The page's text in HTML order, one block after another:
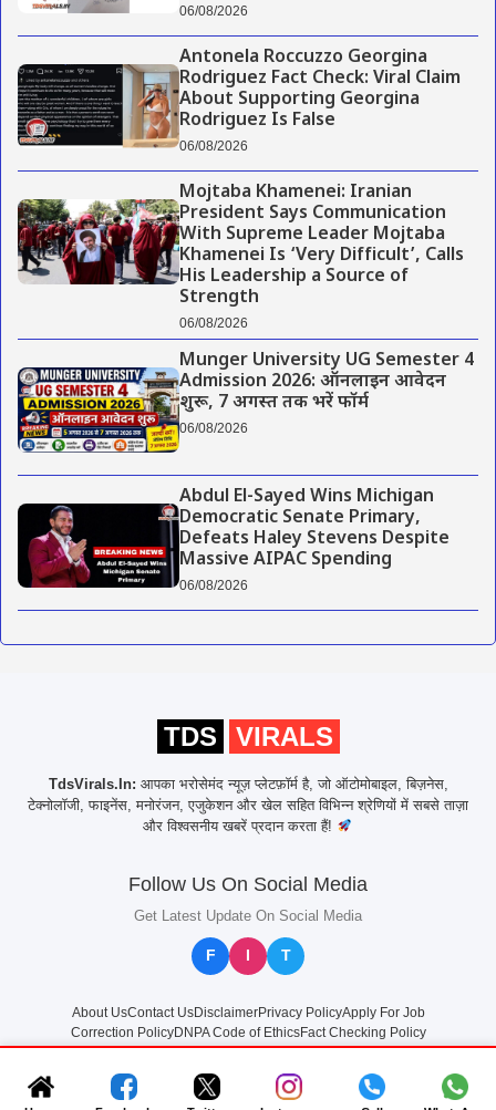
06/08/2026
Antonela Roccuzzo Georgina
Rodriguez Fact Check: Viral Claim
About Supporting Georgina
Rodriguez Is False
06/08/2026
Mojtaba Khamenei: Iranian
President Says Communication
With Supreme Leader Mojtaba
Khamenei Is ‘Very Difficult’, Calls
His Leadership a Source of
Strength
06/08/2026
Munger University UG Semester 4
Admission 2026: ऑनलाइन आवेदन
शुरू, 7 अगस्त तक भरें फॉर्म
06/08/2026
Abdul El-Sayed Wins Michigan
Democratic Senate Primary,
Defeats Haley Stevens Despite
Massive AIPAC Spending
06/08/2026
TDS VIRALS
TdsVirals.In: आपका भरोसेमंद न्यूज़ प्लेटफ़ॉर्म है, जो ऑटोमोबाइल, बिज़नेस,
टेक्नोलॉजी, फाइनेंस, मनोरंजन, एजुकेशन और खेल सहित विभिन्न श्रेणियों में सबसे ताज़ा
और विश्वसनीय खबरें प्रदान करता हैं!
Follow Us On Social Media
Get Latest Update On Social Media
F I T
About UsContact UsDisclaimerPrivacy PolicyApply For Job
Correction PolicyDNPA Code of EthicsFact Checking Policy
© 2025 TdsVirals.In All rights reserved